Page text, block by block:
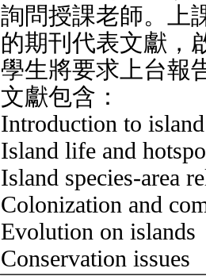
詢問授課老師。上
的期刊代表文獻，
學生將要求上台報
文獻包含：
Introduction to
Island life and
Island species-area
Colonization and
Evolution on islands
Conservation issues